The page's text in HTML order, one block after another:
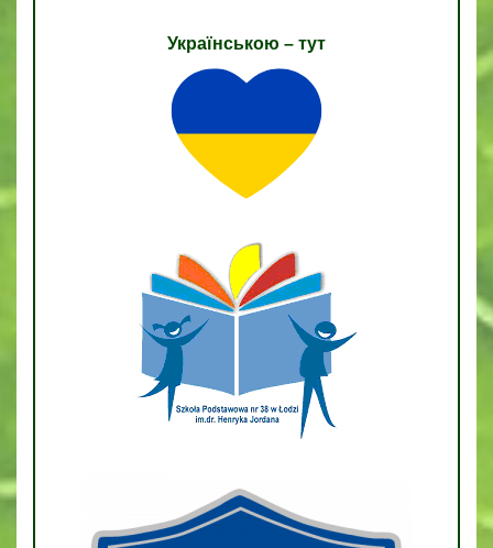
Українською – тут